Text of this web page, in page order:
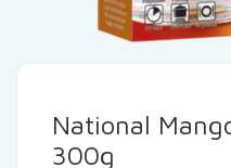
National
300g